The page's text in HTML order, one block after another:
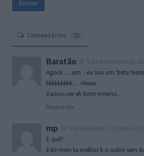
Comentários 25
Baratão
Agora … sim .. eu sou um ‘beta
kkkkkkkkk… vleww
Vamos ver eh bom mesmo..
Responder
mp
E quê?
Este msm ta melhor k o outro sem